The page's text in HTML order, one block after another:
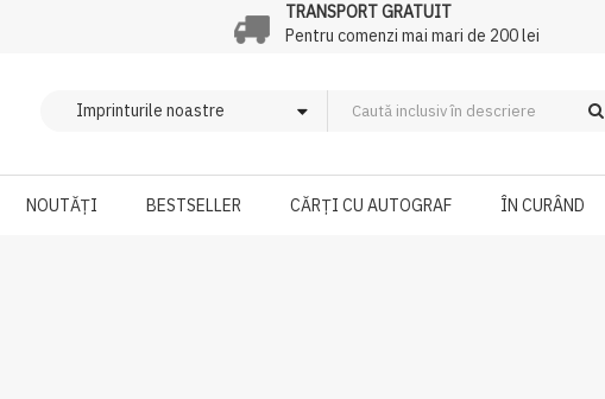
TRANSPORT GRATUIT
Pentru comenzi mai mari de 200 lei
NOUTĂȚI BESTSELLER CĂRȚI CU AUTOGRAF ÎN CURÂND